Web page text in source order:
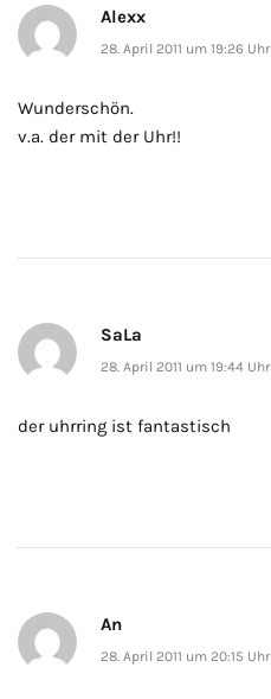
Alexx
28. April 2011 um 19:26 Uhr
Wunderschön.
v.a. der mit der Uhr!!
SaLa
28. April 2011 um 19:44 Uhr
der uhrring ist fantastisch
An
28. April 2011 um 20:15 Uhr